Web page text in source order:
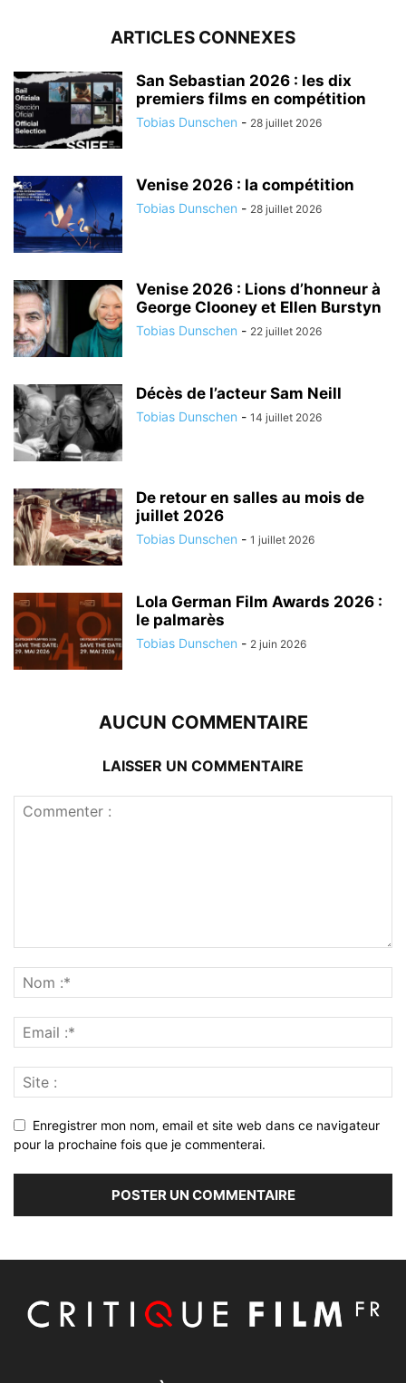
ARTICLES CONNEXES
San Sebastian 2026 : les dix
premiers films en compétition
Tobias Dunschen - 28 juillet 2026
Venise 2026 : la compétition
Tobias Dunschen - 28 juillet 2026
Venise 2026 : Lions d’honneur à
George Clooney et Ellen Burstyn
Tobias Dunschen - 22 juillet 2026
Décès de l’acteur Sam Neill
Tobias Dunschen - 14 juillet 2026
De retour en salles au mois de
juillet 2026
Tobias Dunschen - 1 juillet 2026
Lola German Film Awards 2026 :
le palmarès
Tobias Dunschen - 2 juin 2026
AUCUN COMMENTAIRE
LAISSER UN COMMENTAIRE
Enregistrer mon nom, email et site web dans ce navigateur
pour la prochaine fois que je commenterai.